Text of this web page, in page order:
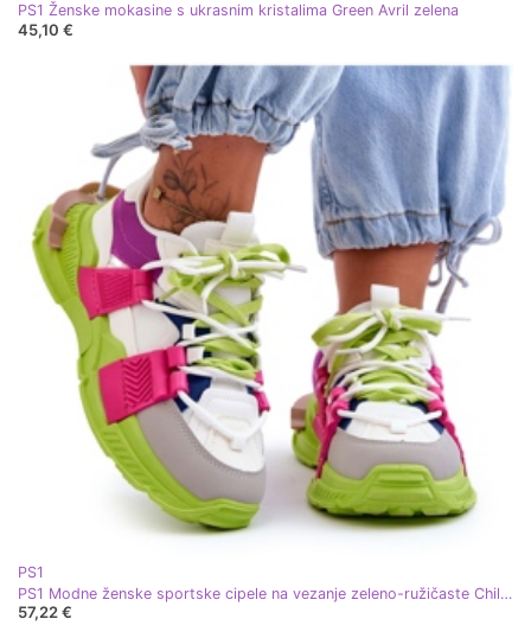
PS1 Ženske mokasine s ukrasnim kristalima Green Avril zelena
45,10 €
PS1
PS1 Modne ženske sportske cipele na vezanje zeleno-ružičaste Chillout! zelena
57,22 €